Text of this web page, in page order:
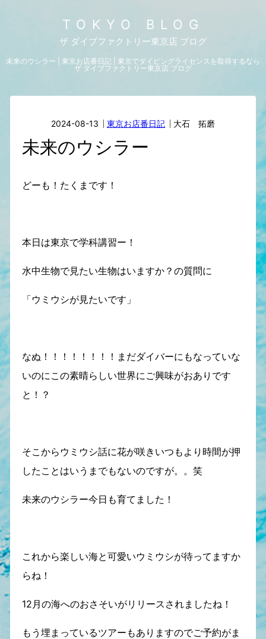
TOKYO BLOG
ザ ダイブファクトリー東京店 ブログ
未来のウシラー | 東京お店番日記 | 東京でダイビングライセンスを取得するなら
ザ ダイブファクトリー東京店 ブログ
2024-08-13 東京お店番日記 大石 拓磨
未来のウシラー
どーも！たくまです！
本日は東京で学科講習ー！
水中生物で見たい生物はいますか？の質問に
「ウミウシが見たいです」
なぬ！！！！！！！！まだダイバーにもなっていな
いのにこの素晴らしい世界にご興味がおありです
と！？
そこからウミウシ話に花が咲きいつもより時間が押
したことはいうまでもないのですが。。笑
未来のウシラー今日も育てました！
これから楽しい海と可愛いウミウシが待ってますか
らね！
12月の海へのおさそいがリリースされましたね！
もう埋まっているツアーもありますのでご予約がま